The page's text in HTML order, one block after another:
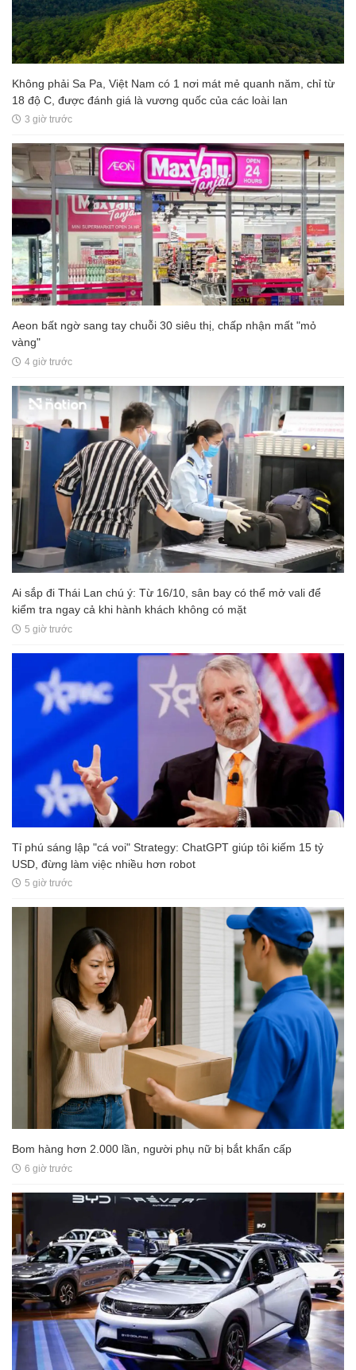
Không phải Sa Pa, Việt Nam có 1 nơi mát mẻ quanh năm, chỉ từ
18 độ C, được đánh giá là vương quốc của các loài lan
3 giờ trước
Aeon bất ngờ sang tay chuỗi 30 siêu thị, chấp nhận mất "mỏ
vàng"
4 giờ trước
Ai sắp đi Thái Lan chú ý: Từ 16/10, sân bay có thể mở vali để
kiểm tra ngay cả khi hành khách không có mặt
5 giờ trước
Tỉ phú sáng lập "cá voi" Strategy: ChatGPT giúp tôi kiếm 15 tỷ
USD, đừng làm việc nhiều hơn robot
5 giờ trước
Bom hàng hơn 2.000 lần, người phụ nữ bị bắt khẩn cấp
6 giờ trước